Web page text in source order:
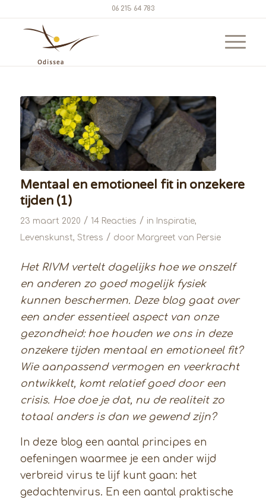
06 215 64 783
Mentaal en emotioneel fit in onzekere
tijden (1)
23 maart 2020 / 14 Reacties / in Inspiratie,
Levenskunst, Stress / door Margreet van Persie
Het RIVM vertelt dagelijks hoe we onszelf
en anderen zo goed mogelijk fysiek
kunnen beschermen. Deze blog gaat over
een ander essentieel aspect van onze
gezondheid: hoe houden we ons in deze
onzekere tijden mentaal en emotioneel fit?
Wie aanpassend vermogen en veerkracht
ontwikkelt, komt relatief goed door een
crisis. Hoe doe je dat, nu de realiteit zo
totaal anders is dan we gewend zijn?
In deze blog een aantal principes en
oefeningen waarmee je een ander wijd
verbreid virus te lijf kunt gaan: het
gedachtenvirus. En een aantal praktische